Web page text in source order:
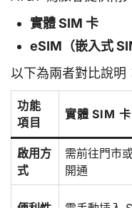
實體 SIM 卡
eSIM（嵌入式
以下為兩者對比說明
功能
項目
實體 SIM 卡
啟用方
式
需前往門市
開通